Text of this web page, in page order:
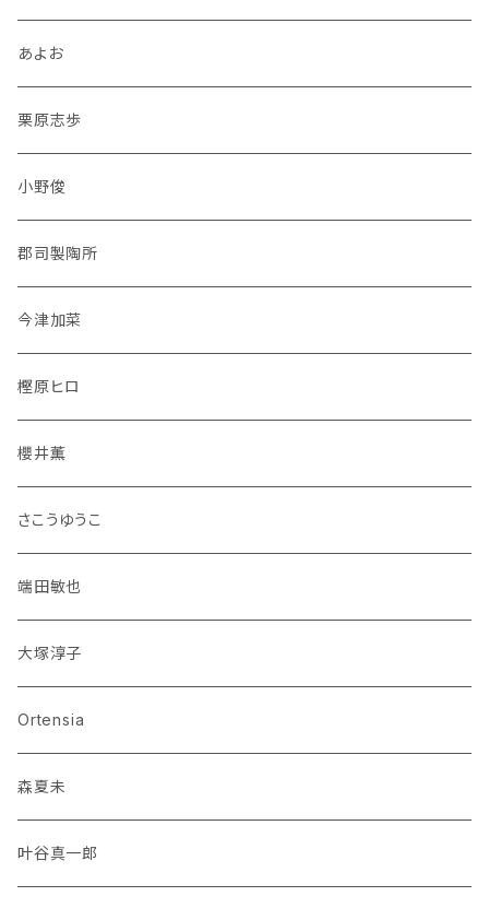
あよお
栗原志歩
小野俊
郡司製陶所
今津加菜
樫原ヒロ
櫻井薫
さこうゆうこ
端田敏也
大塚淳子
Ortensia
森夏未
叶谷真一郎